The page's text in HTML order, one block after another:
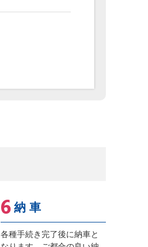
納 車
各種手続き完了後に納車と